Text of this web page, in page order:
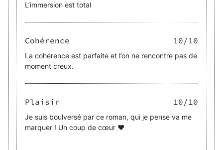
L’immersion est total
Cohérence 10/10
La cohérence est parfaite et l’on ne rencontre pas de
moment creux.
Plaisir 10/10
Je suis boulversé par ce roman, qui je pense va me
marquer ! Un coup de cœur ❤️